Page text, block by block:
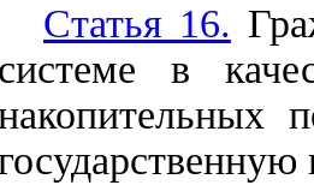
Статья 16.
системе в